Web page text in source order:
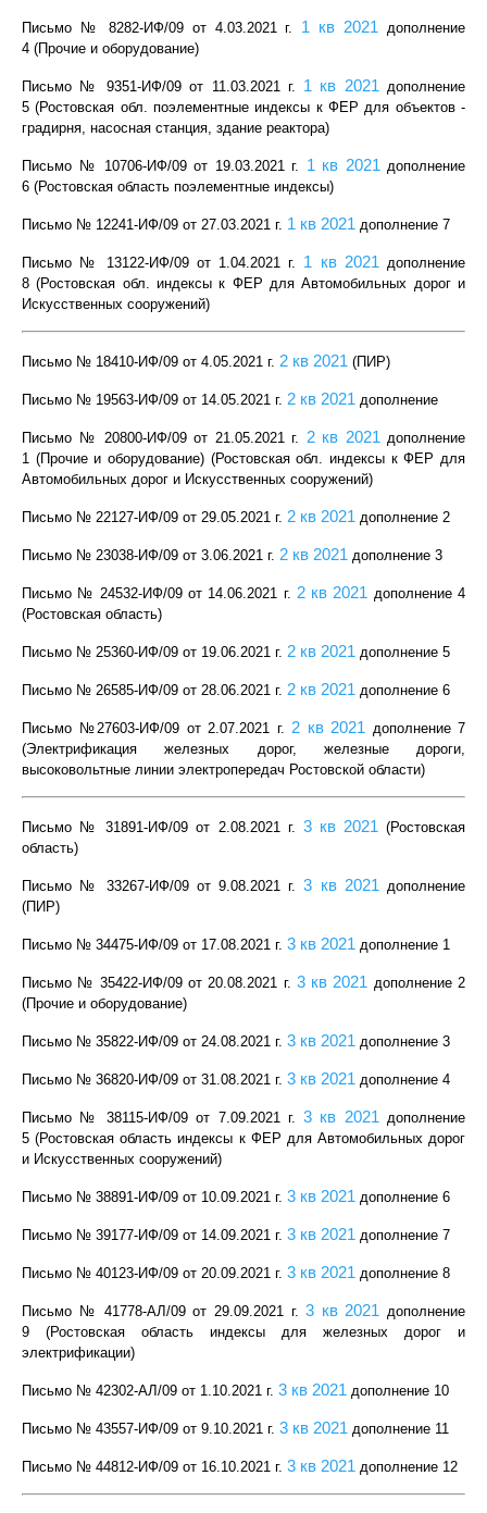
Письмо № 8282-ИФ/09 от 4.03.2021 г. 1 кв 2021 дополнение
4 (Прочие и оборудование)
Письмо № 9351-ИФ/09 от 11.03.2021 г. 1 кв 2021дополнение
5 (Ростовская обл. поэлементные индексы к ФЕР для объектов -
градирня, насосная станция, здание реактора)
Письмо № 10706-ИФ/09 от 19.03.2021 г. 1 кв 2021дополнение
6 (Ростовская область поэлементные индексы)
Письмо № 12241-ИФ/09 от 27.03.2021 г. 1 кв 2021 дополнение 7
Письмо № 13122-ИФ/09 от 1.04.2021 г. 1 кв 2021дополнение
8 (Ростовская обл. индексы к ФЕР для Автомобильных дорог и
Искусственных сооружений)
Письмо № 18410-ИФ/09 от 4.05.2021 г. 2 кв 2021 (ПИР)
Письмо № 19563-ИФ/09 от 14.05.2021 г. 2 кв 2021 дополнение
Письмо № 20800-ИФ/09 от 21.05.2021 г. 2 кв 2021дополнение
1 (Прочие и оборудование) (Ростовская обл. индексы к ФЕР для
Автомобильных дорог и Искусственных сооружений)
Письмо № 22127-ИФ/09 от 29.05.2021 г. 2 кв 2021 дополнение 2
Письмо № 23038-ИФ/09 от 3.06.2021 г. 2 кв 2021 дополнение 3
Письмо № 24532-ИФ/09 от 14.06.2021 г. 2 кв 2021 дополнение 4
(Ростовская область)
Письмо № 25360-ИФ/09 от 19.06.2021 г. 2 кв 2021 дополнение 5
Письмо № 26585-ИФ/09 от 28.06.2021 г. 2 кв 2021 дополнение 6
Письмо №27603-ИФ/09 от 2.07.2021 г. 2 кв 2021 дополнение 7
(Электрификация железных дорог, железные дороги,
высоковольтные линии электропередач Ростовской области)
Письмо № 31891-ИФ/09 от 2.08.2021 г. 3 кв 2021(Ростовская
область)
Письмо № 33267-ИФ/09 от 9.08.2021 г.3 кв 2021дополнение
(ПИР)
Письмо № 34475-ИФ/09 от 17.08.2021 г. 3 кв 2021 дополнение 1
Письмо № 35422-ИФ/09 от 20.08.2021 г. 3 кв 2021 дополнение 2
(Прочие и оборудование)
Письмо № 35822-ИФ/09 от 24.08.2021 г. 3 кв 2021 дополнение 3
Письмо № 36820-ИФ/09 от 31.08.2021 г. 3 кв 2021 дополнение 4
Письмо № 38115-ИФ/09 от 7.09.2021 г.3 кв 2021дополнение
5 (Ростовская область индексы к ФЕР для Автомобильных дорог
и Искусственных сооружений)
Письмо № 38891-ИФ/09 от 10.09.2021 г. 3 кв 2021 дополнение 6
Письмо № 39177-ИФ/09 от 14.09.2021 г. 3 кв 2021 дополнение 7
Письмо № 40123-ИФ/09 от 20.09.2021 г. 3 кв 2021 дополнение 8
Письмо № 41778-АЛ/09 от 29.09.2021 г.3 кв 2021 дополнение
9 (Ростовская область индексы для железных дорог и
электрификации)
Письмо № 42302-АЛ/09 от 1.10.2021 г. 3 кв 2021 дополнение 10
Письмо № 43557-ИФ/09 от 9.10.2021 г. 3 кв 2021 дополнение 11
Письмо № 44812-ИФ/09 от 16.10.2021 г. 3 кв 2021 дополнение 12